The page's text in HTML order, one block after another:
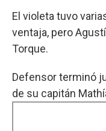
El violeta tuvo
ventaja, pero
Torque.
Defensor terminó
de su capitán